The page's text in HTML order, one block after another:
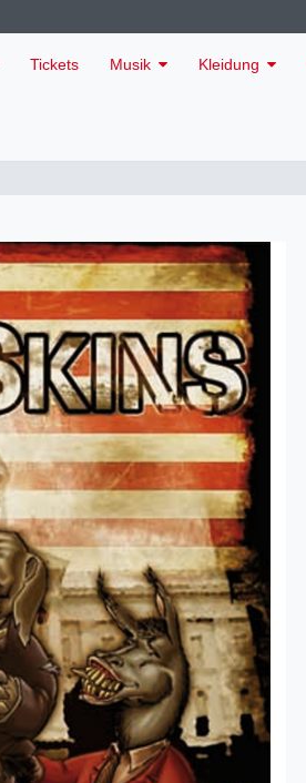
Tickets Musik Kleidung